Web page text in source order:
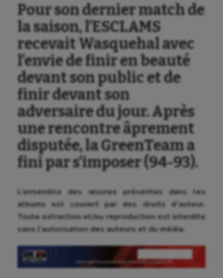
Pour son dernier match de
la saison, l’ESCLAMS
recevait Wasquehal avec
l’envie de finir en beauté
devant son public et de
finir devant son
adversaire du jour. Après
une rencontre âprement
disputée, la GreenTeam a
fini par s’imposer (94-93).
L’ensemble des œuvres présentes dans les
albums est couvert par des droits d’auteur.
Toute extraction et/ou reproduction est interdite
sans l’autorisation des auteurs et du média.